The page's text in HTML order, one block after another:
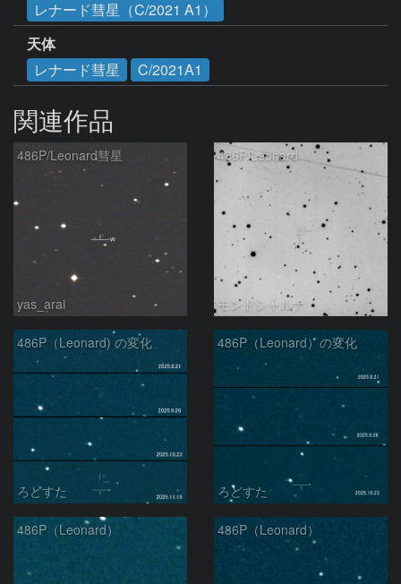
レナード彗星（C/2021 A1）
天体
レナード彗星
C/2021A1
関連作品
486P/Leonard彗星
yas_arai
486P/Leonard
モンドシャルナ
486P（Leonard) の変化
ろどすた
486P（Leonard）の変化
ろどすた
486P（Leonard） 486P（Leonard）